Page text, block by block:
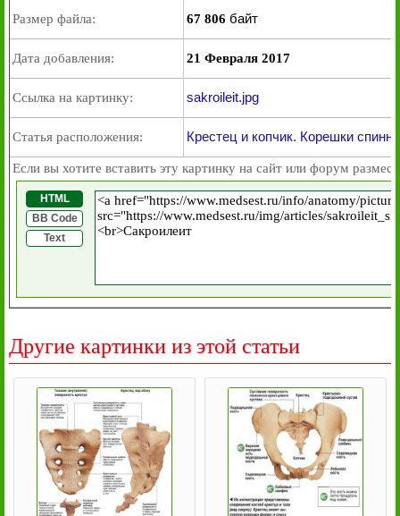
Размер файла: 67 806 байт
Дата добавления: 21 Февраля 2017
Ссылка на картинку: sakroileit.jpg
Статья расположения: Крестец и копчик. Корешки
Если вы хотите вставить эту картинку на сайт или форум
HTML
BB Code
Text
Другие картинки из этой статьи